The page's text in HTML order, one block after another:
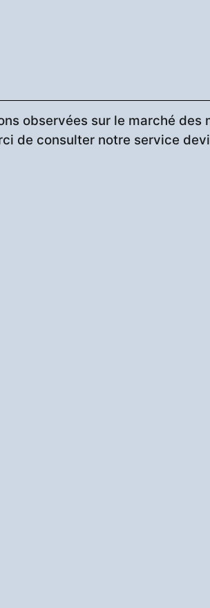
observées sur le marché
de consulter notre service